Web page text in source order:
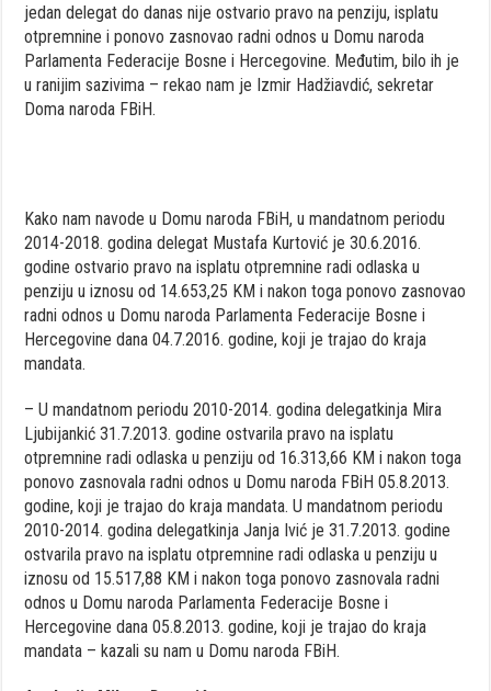
jedan delegat do danas nije ostvario pravo na penziju, isplatu
otpremnine i ponovo zasnovao radni odnos u Domu naroda
Parlamenta Federacije Bosne i Hercegovine. Međutim, bilo ih je
u ranijim sazivima – rekao nam je Izmir Hadžiavdić, sekretar
Doma naroda FBiH.
Kako nam navode u Domu naroda FBiH, u mandatnom periodu
2014-2018. godina delegat Mustafa Kurtović je 30.6.2016.
godine ostvario pravo na isplatu otpremnine radi odlaska u
penziju u iznosu od 14.653,25 KM i nakon toga ponovo zasnovao
radni odnos u Domu naroda Parlamenta Federacije Bosne i
Hercegovine dana 04.7.2016. godine, koji je trajao do kraja
mandata.
– U mandatnom periodu 2010-2014. godina delegatkinja Mira
Ljubijankić 31.7.2013. godine ostvarila pravo na isplatu
otpremnine radi odlaska u penziju od 16.313,66 KM i nakon toga
ponovo zasnovala radni odnos u Domu naroda FBiH 05.8.2013.
godine, koji je trajao do kraja mandata. U mandatnom periodu
2010-2014. godina delegatkinja Janja Ivić je 31.7.2013. godine
ostvarila pravo na isplatu otpremnine radi odlaska u penziju u
iznosu od 15.517,88 KM i nakon toga ponovo zasnovala radni
odnos u Domu naroda Parlamenta Federacije Bosne i
Hercegovine dana 05.8.2013. godine, koji je trajao do kraja
mandata – kazali su nam u Domu naroda FBiH.